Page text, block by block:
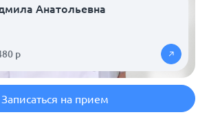
Анатольевна
р
Записаться на прием